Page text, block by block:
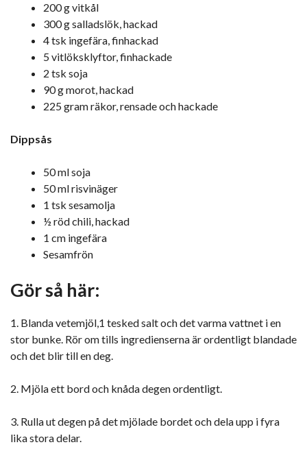
200 g vitkål
300 g salladslök, hackad
4 tsk ingefära, finhackad
5 vitlöksklyftor, finhackade
2 tsk soja
90 g morot, hackad
225 gram räkor, rensade och hackade
Dippsås
50 ml soja
50 ml risvinäger
1 tsk sesamolja
½ röd chili, hackad
1 cm ingefära
Sesamfrön
Gör så här:
1. Blanda vetemjöl,1 tesked salt och det varma vattnet i en
stor bunke. Rör om tills ingredienserna är ordentligt blandade
och det blir till en deg.
2. Mjöla ett bord och knåda degen ordentligt.
3. Rulla ut degen på det mjölade bordet och dela upp i fyra
lika stora delar.